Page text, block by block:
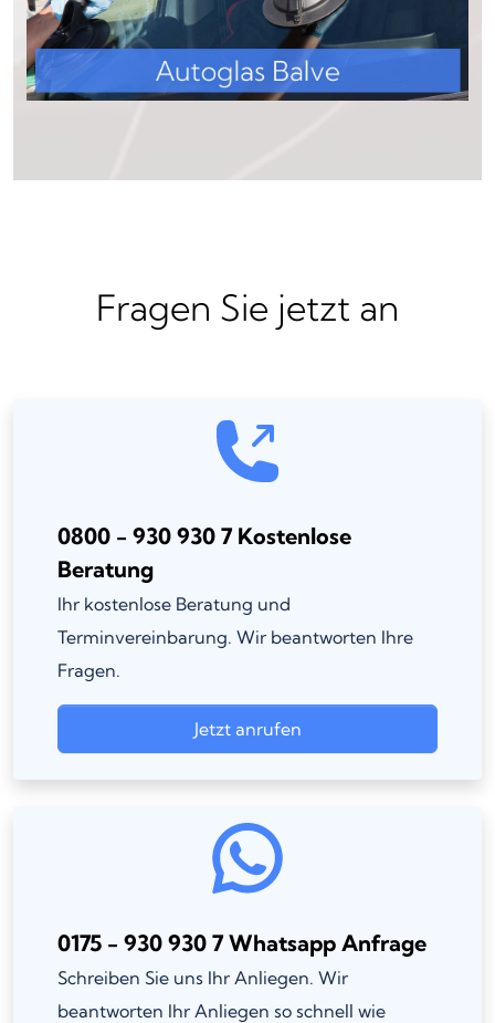
Fragen Sie jetzt an
0800 - 930 930 7 Kostenlose
Beratung
Ihr kostenlose Beratung und
Terminvereinbarung. Wir beantworten Ihre
Fragen.
Jetzt anrufen
0175 - 930 930 7 Whatsapp Anfrage
Schreiben Sie uns Ihr Anliegen. Wir
beantworten Ihr Anliegen so schnell wie